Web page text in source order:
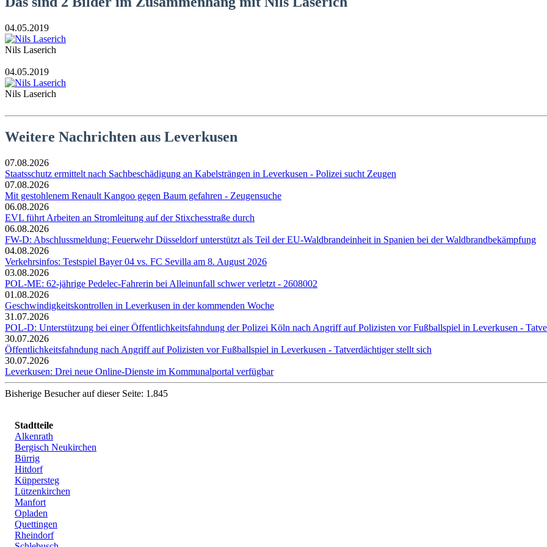
04.05.2019
Nils Laserich
04.05.2019
Nils Laserich
Weitere Nachrichten aus Leverkusen
07.08.2026
Staatsschutz ermittelt nach Sachbeschädigung an Kabelsträngen in Leverkusen - Polizei sucht Zeugen
07.08.2026
Mit gestohlenem Renault Kangoo gegen Baum gefahren - Zeugensuche
06.08.2026
EVL führt Arbeiten an Stromleitung auf der Stixchesstraße durch
06.08.2026
FW-D: Abschlussmeldung: Feuerwehr Düsseldorf unterstützt als Teil der EU-Waldbrandeinheit in Spanien bei der Waldbrandbekämpfung
04.08.2026
Verkehrsinfos: Testspiel Bayer 04 vs. FC Sevilla am 8. August 2026
03.08.2026
POL-ME: 62-jährige Pedelec-Fahrerin bei Alleinunfall schwer verletzt - 2608002
01.08.2026
Geschwindigkeitskontrollen in Leverkusen in der kommenden Woche
31.07.2026
POL-D: Unterstützung bei einer Öffentlichkeitsfahndung der Polizei Köln nach Angriff auf Polizisten vor Fußballspiel in Leverkusen -
30.07.2026
Öffentlichkeitsfahndung nach Angriff auf Polizisten vor Fußballspiel in Leverkusen - Tatverdächtiger stellt sich
30.07.2026
Leverkusen: Drei neue Online-Dienste im Kommunalportal verfügbar
Bisherige Besucher auf dieser Seite: 1.845
Stadtteile
Alkenrath
Bergisch Neukirchen
Bürrig
Hitdorf
Küppersteg
Lützenkirchen
Manfort
Opladen
Quettingen
Rheindorf